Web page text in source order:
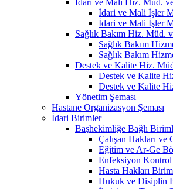
İdari ve Mali İşler
İdari ve Mali İşler
Sağlık Bakım Hiz. Müd.
Sağlık Bakım
Sağlık Bakım
Destek ve Kalite Hiz.
Destek ve Kalite
Destek ve Kalite
Yönetim Şeması
Hastane Organizasyon Şeması
İdari Birimler
Başhekimliğe Bağlı
Çalışan Hakları
Eğitim ve Ar-Ge
Enfeksiyon
Hasta Hakları
Hukuk ve Disiplin